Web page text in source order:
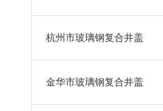
杭州市玻璃钢复合井盖
金华市玻璃钢复合井盖